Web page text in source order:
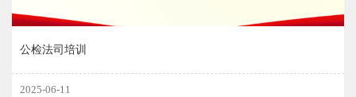
公检法司培训
2025-06-11